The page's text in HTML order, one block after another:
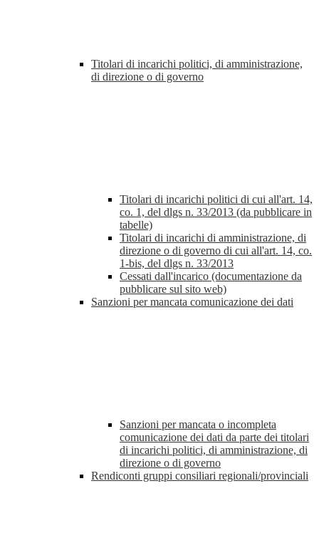
Titolari di incarichi politici, di amministrazione,
di direzione o di governo
Titolari di incarichi politici di cui all'art. 14,
co. 1, del dlgs n. 33/2013 (da pubblicare in
tabelle)
Titolari di incarichi di amministrazione, di
direzione o di governo di cui all'art. 14, co.
1-bis, del dlgs n. 33/2013
Cessati dall'incarico (documentazione da
pubblicare sul sito web)
Sanzioni per mancata comunicazione dei dati
Sanzioni per mancata o incompleta
comunicazione dei dati da parte dei titolari
di incarichi politici, di amministrazione, di
direzione o di governo
Rendiconti gruppi consiliari regionali/provinciali